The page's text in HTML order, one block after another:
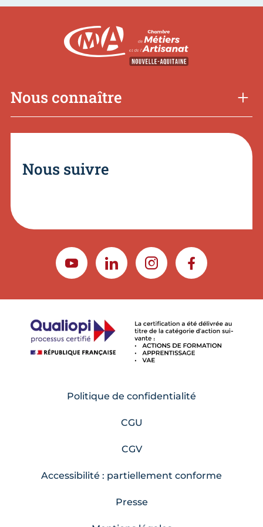
Nous connaître
Nous suivre
YOUTUBELINKEDININSTAGRAMFACEBOOK
Politique de confidentialité
CGU
CGV
Accessibilité : partiellement conforme
Presse